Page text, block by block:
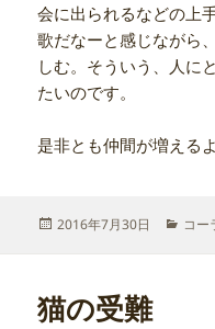
会に出られるなどの上
歌だなーと感じながら
しむ。そういう、人に
たいのです。
是非とも仲間が増える
投
2016年7月30日
カ
コー
猫の受難